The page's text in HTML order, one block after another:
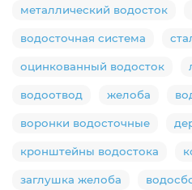
металлический водосток
водосточная система
оцинкованный водосток
водоотвод желоба
воронки водосточные
кронштейны водостока
заглушка желоба